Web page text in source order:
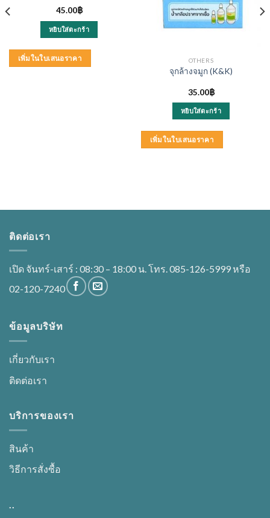
45.00฿
หยิบใส่ตะกร้า
เพิ่มในใบเสนอราคา OTHERS
จุกล้างจมูก (K&K)
35.00฿
หยิบใส่ตะกร้า
เพิ่มในใบเสนอราคา
ติดต่อเรา
เปิด จันทร์-เสาร์ : 08:30 – 18:00 น. โทร. 085-126-5999 หรือ
02-120-7240
ข้อมูลบริษัท
เกี่ยวกับเรา
ติดต่อเรา
บริการของเรา
สินค้า
วิธีการสั่งซื้อ
..